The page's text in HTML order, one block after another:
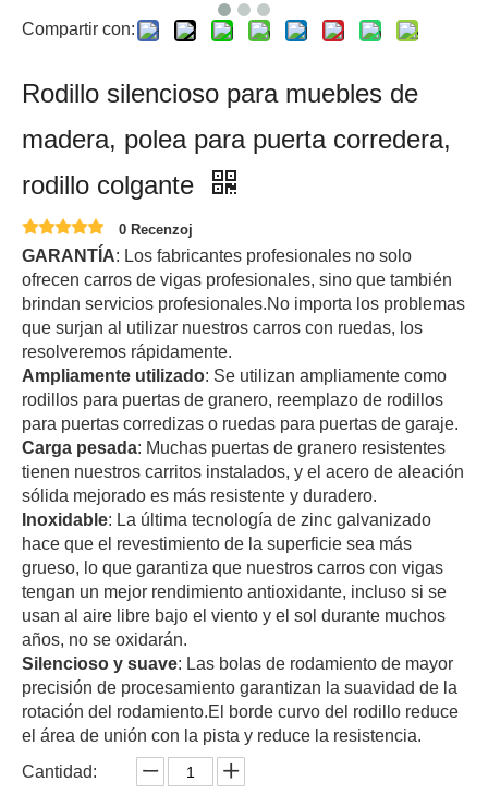
Compartir con:
Rodillo silencioso para muebles de
madera, polea para puerta corredera,
rodillo colgante
0 Recenzoj
GARANTÍA: Los fabricantes profesionales no solo
ofrecen carros de vigas profesionales, sino que también
brindan servicios profesionales.No importa los problemas
que surjan al utilizar nuestros carros con ruedas, los
resolveremos rápidamente.
Ampliamente utilizado: Se utilizan ampliamente como
rodillos para puertas de granero, reemplazo de rodillos
para puertas corredizas o ruedas para puertas de garaje.
Carga pesada: Muchas puertas de granero resistentes
tienen nuestros carritos instalados, y el acero de aleación
sólida mejorado es más resistente y duradero.
Inoxidable: La última tecnología de zinc galvanizado
hace que el revestimiento de la superficie sea más
grueso, lo que garantiza que nuestros carros con vigas
tengan un mejor rendimiento antioxidante, incluso si se
usan al aire libre bajo el viento y el sol durante muchos
años, no se oxidarán.
Silencioso y suave: Las bolas de rodamiento de mayor
precisión de procesamiento garantizan la suavidad de la
rotación del rodamiento.El borde curvo del rodillo reduce
el área de unión con la pista y reduce la resistencia.
Cantidad: